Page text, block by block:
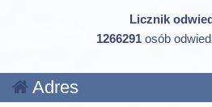
Licznik
1266291osób
Adres